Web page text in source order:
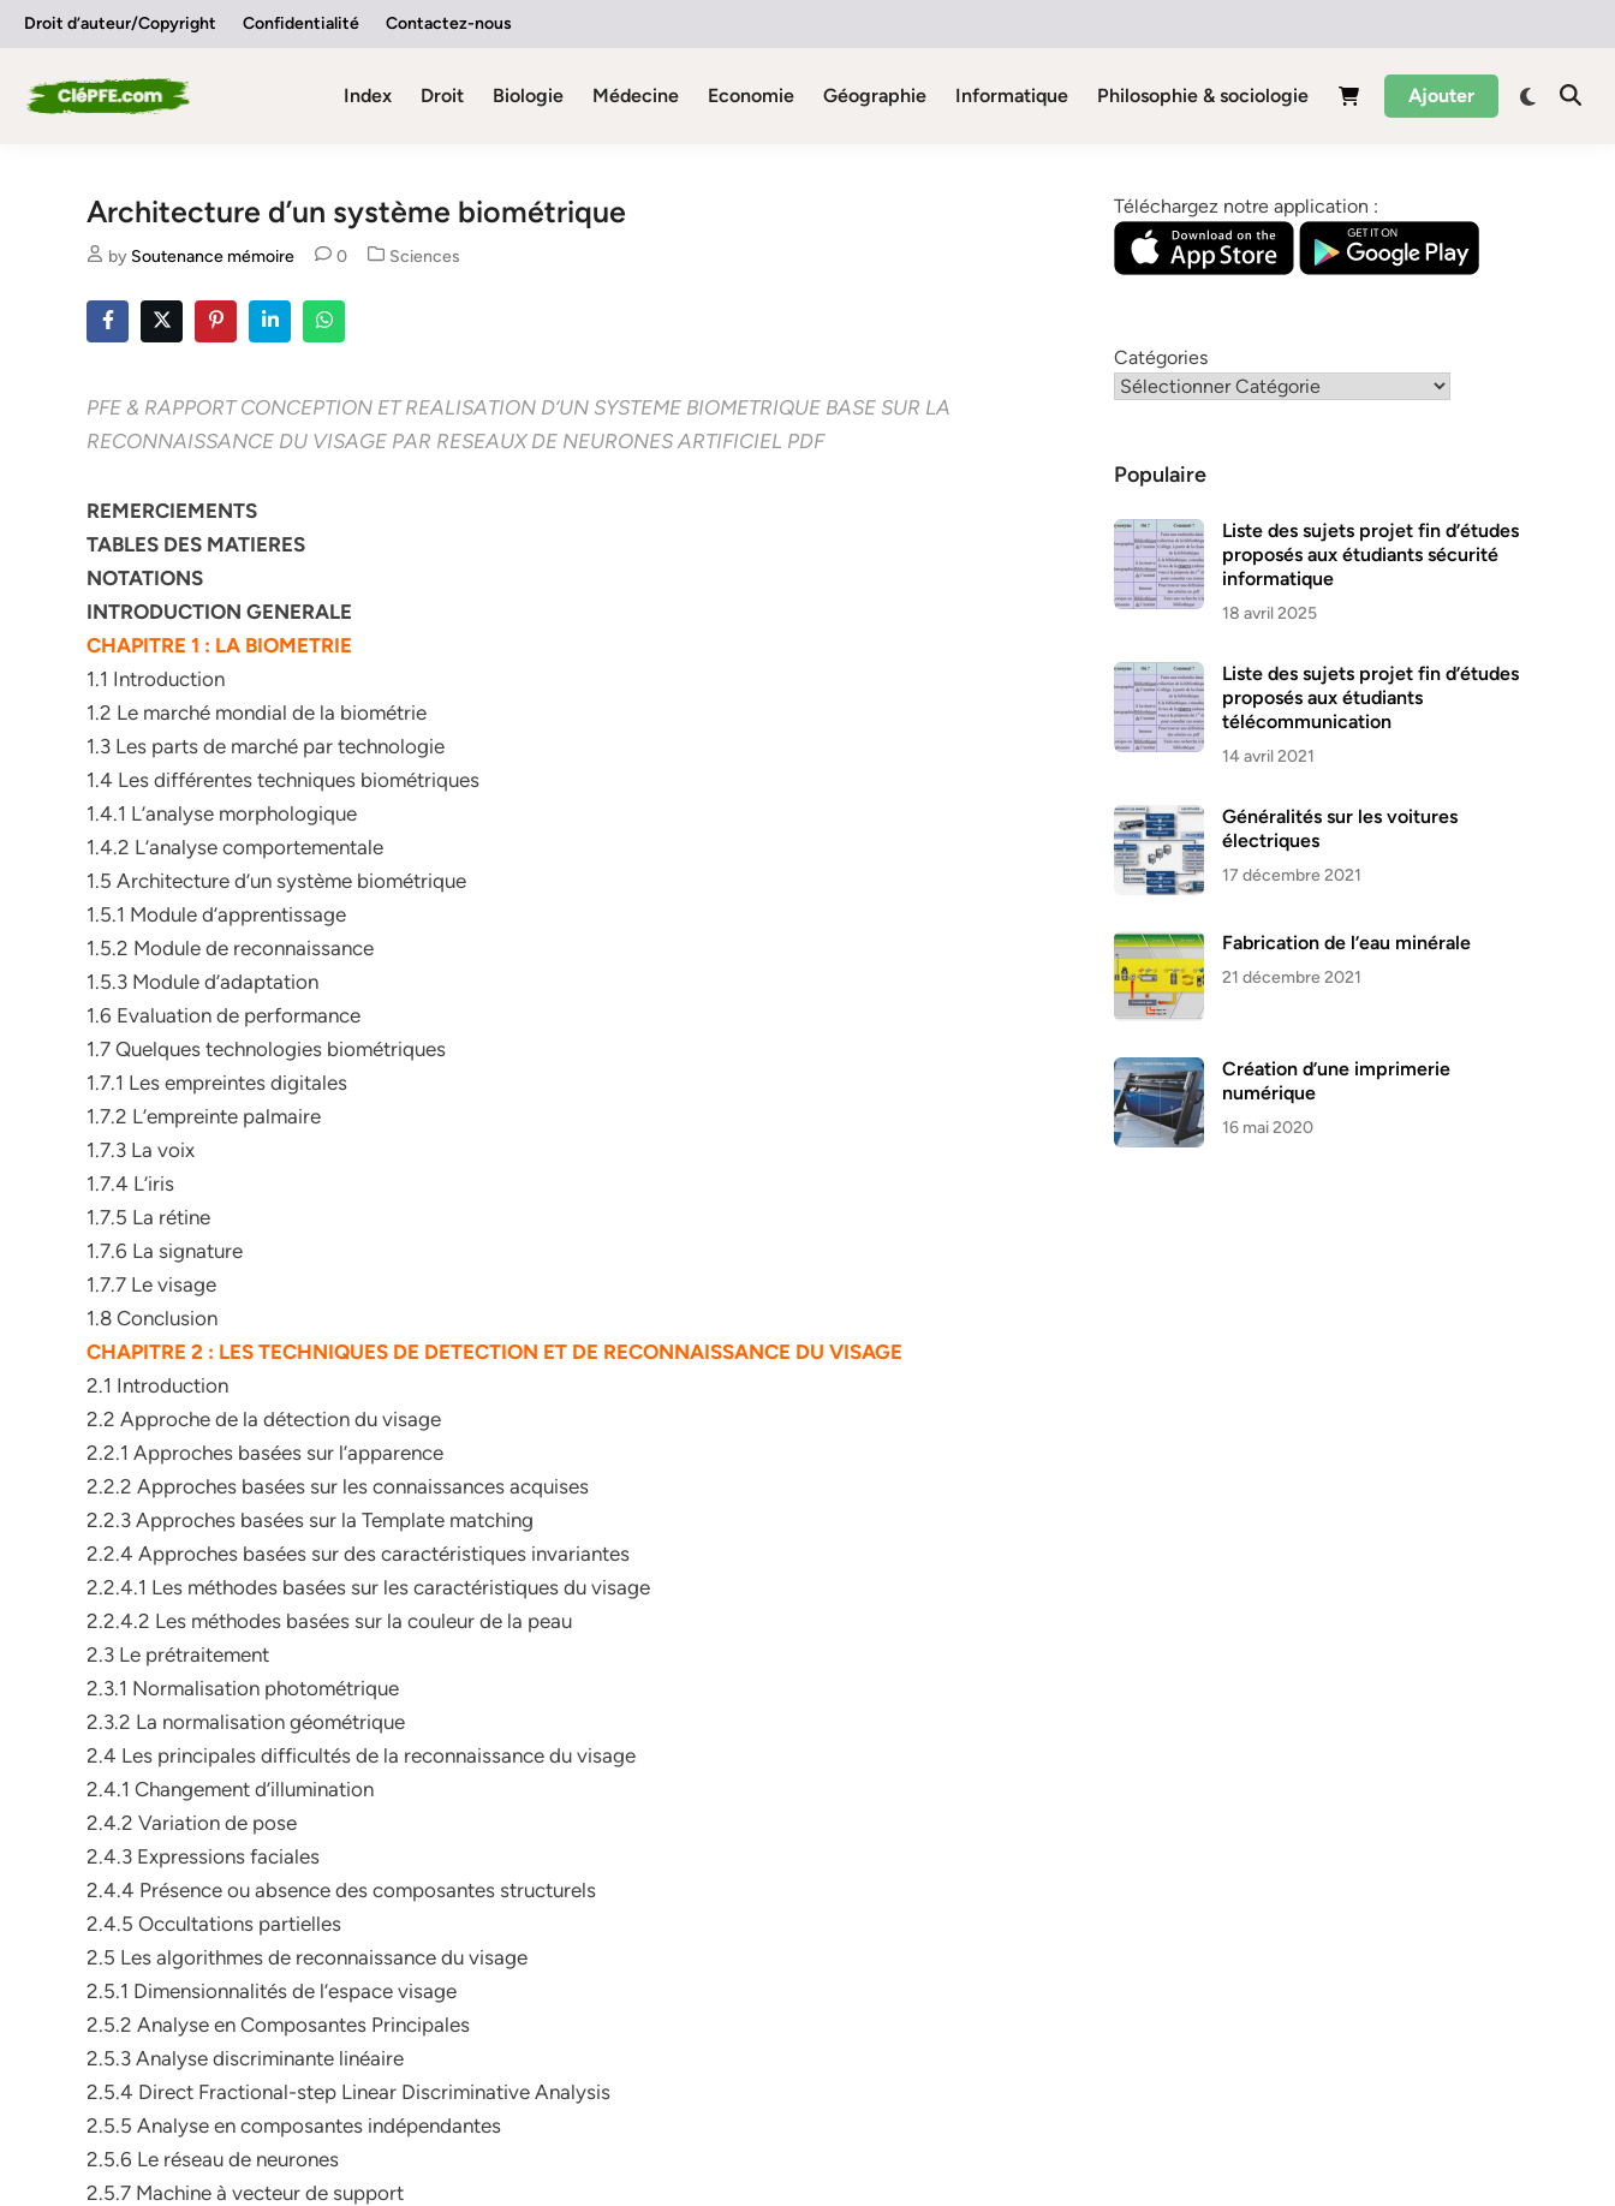
SkipDroit d’auteur/Copyright Confidentialité Contactez-nous
Index Droit Biologie Médecine Economie Géographie Informatique Philosophie & sociologie Ajouter
Architecture d’un système biométrique
by Soutenance mémoire 0
Posted
Sciences
PFE & RAPPORT CONCEPTION ET REALISATION D’UN SYSTEME BIOMETRIQUE BASE SUR LA
RECONNAISSANCE DU VISAGE PAR RESEAUX DE NEURONES ARTIFICIEL PDF
REMERCIEMENTS
TABLES DES MATIERES
NOTATIONS
INTRODUCTION GENERALE
CHAPITRE 1 : LA BIOMETRIE
1.1 Introduction
1.2 Le marché mondial de la biométrie
1.3 Les parts de marché par technologie
1.4 Les différentes techniques biométriques
1.4.1 L’analyse morphologique
1.4.2 L’analyse comportementale
1.5 Architecture d’un système biométrique
1.5.1 Module d’apprentissage
1.5.2 Module de reconnaissance
1.5.3 Module d’adaptation
1.6 Evaluation de performance
1.7 Quelques technologies biométriques
1.7.1 Les empreintes digitales
1.7.2 L’empreinte palmaire
1.7.3 La voix
1.7.4 L’iris
1.7.5 La rétine
1.7.6 La signature
1.7.7 Le visage
1.8 Conclusion
CHAPITRE 2 : LES TECHNIQUES DE DETECTION ET DE RECONNAISSANCE DU VISAGE
2.1 Introduction
2.2 Approche de la détection du visage
2.2.1 Approches basées sur l’apparence
2.2.2 Approches basées sur les connaissances acquises
2.2.3 Approches basées sur la Template matching
2.2.4 Approches basées sur des caractéristiques invariantes
2.2.4.1 Les méthodes basées sur les caractéristiques du visage
2.2.4.2 Les méthodes basées sur la couleur de la peau
2.3 Le prétraitement
2.3.1 Normalisation photométrique
2.3.2 La normalisation géométrique
2.4 Les principales difficultés de la reconnaissance du visage
2.4.1 Changement d’illumination
2.4.2 Variation de pose
2.4.3 Expressions faciales
2.4.4 Présence ou absence des composantes structurels
2.4.5 Occultations partielles
2.5 Les algorithmes de reconnaissance du visage
2.5.1 Dimensionnalités de l’espace visage
2.5.2 Analyse en Composantes Principales
2.5.3 Analyse discriminante linéaire
2.5.4 Direct Fractional-step Linear Discriminative Analysis
2.5.5 Analyse en composantes indépendantes
2.5.6 Le réseau de neurones
2.5.7 Machine à vecteur de support
Téléchargez notre application :
Catégories
Populaire
Liste des sujets projet fin d’études
proposés aux étudiants sécurité
informatique
18 avril 2025
Liste des sujets projet fin d’études
proposés aux étudiants
télécommunication
14 avril 2021
Généralités sur les voitures
électriques
17 décembre 2021
Fabrication de l’eau minérale
21 décembre 2021
Création d’une imprimerie
numérique
16 mai 2020